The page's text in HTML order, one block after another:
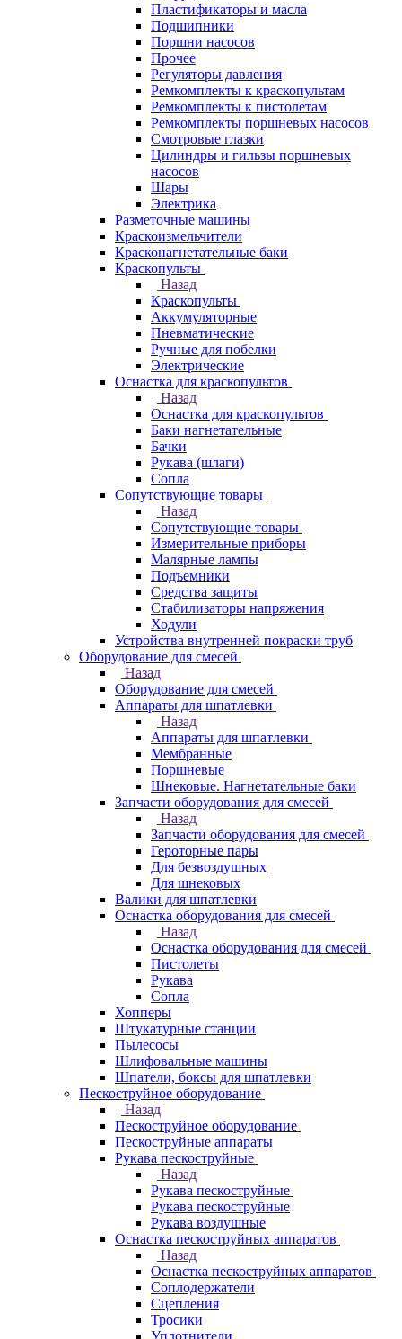
Пластификаторы и масла
Подшипники
Поршни насосов
Прочее
Регуляторы давления
Ремкомплекты к краскопультам
Ремкомплекты к пистолетам
Ремкомплекты поршневых насосов
Смотровые глазки
Цилиндры и гильзы поршневых
насосов
Шары
Электрика
Разметочные машины
Краскоизмельчители
Красконагнетательные баки
Краскопульты
Назад
Краскопульты
Аккумуляторные
Пневматические
Ручные для побелки
Электрические
Оснастка для краскопультов
Назад
Оснастка для краскопультов
Баки нагнетательные
Бачки
Рукава (шлаги)
Сопла
Сопутствующие товары
Назад
Сопутствующие товары
Измерительные приборы
Малярные лампы
Подъемники
Средства защиты
Стабилизаторы напряжения
Ходули
Устройства внутренней покраски труб
Оборудование для смесей
Назад
Оборудование для смесей
Аппараты для шпатлевки
Назад
Аппараты для шпатлевки
Мембранные
Поршневые
Шнековые. Нагнетательные баки
Запчасти оборудования для смесей
Назад
Запчасти оборудования для смесей
Героторные пары
Для безвоздушных
Для шнековых
Валики для шпатлевки
Оснастка оборудования для смесей
Назад
Оснастка оборудования для смесей
Пистолеты
Рукава
Сопла
Хопперы
Штукатурные станции
Пылесосы
Шлифовальные машины
Шпатели, боксы для шпатлевки
Пескоструйное оборудование
Назад
Пескоструйное оборудование
Пескоструйные аппараты
Рукава пескоструйные
Назад
Рукава пескоструйные
Рукава пескоструйные
Рукава воздушные
Оснастка пескоструйных аппаратов
Назад
Оснастка пескоструйных аппаратов
Соплодержатели
Сцепления
Тросики
Уплотнители